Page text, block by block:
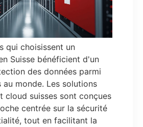
qui choisissent un
Suisse bénéficient d'un
des données parmi
au monde. Les solutions
cloud suisses sont conçues
centrée sur la sécurité
tout en facilitant la